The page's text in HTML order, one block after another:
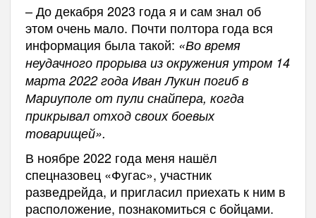
– До декабря 2023 года я и сам знал об
этом очень мало. Почти полтора года вся
информация была такой: «Во время
неудачного прорыва из окружения утром 14
марта 2022 года Иван Лукин погиб в
Мариуполе от пули снайпера, когда
прикрывал отход своих боевых
товарищей».
В ноябре 2022 года меня нашёл
спецназовец «Фугас», участник
разведрейда, и пригласил приехать к ним в
расположение, познакомиться с бойцами.